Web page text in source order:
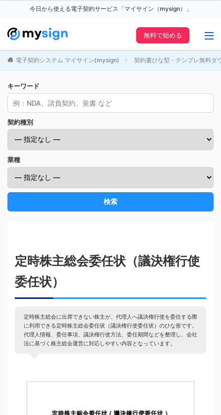
今日から使える電子契約サービス「マイサイン（mysign）」
無料で始める
電子契約システム マイサイン(mysign) 契約書ひな型・テンプレ無料ダ
キーワード
契約種別
業種
検索
定時株主総会委任状（議決権行使
委任状）
定時株主総会に出席できない株主が、代理人へ議決権行使を委任する際
に利用できる定時株主総会委任状（議決権行使委任状）のひな形です。
代理人情報、委任事項、議決権行使方法、委任期間などを整理し、会社
法に基づく株主総会運営に対応しやすい内容となっています。